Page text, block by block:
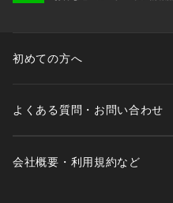
ション インナー 夏用
初めての方へ
よくある質問・お問い合わせ
会社概要・利用規約など